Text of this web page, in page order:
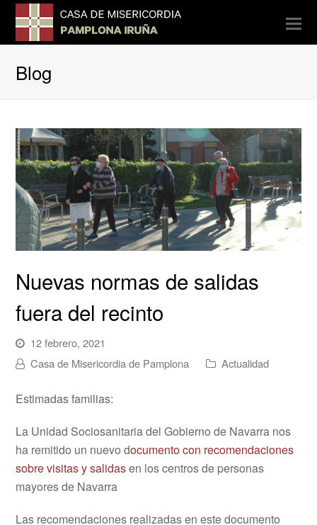
Blog
Nuevas normas de salidas
fuera del recinto
12 febrero, 2021
Casa de Misericordia de Pamplona
Actualidad
Estimadas familias:
La Unidad Sociosanitaria del Gobierno de Navarra nos
ha remitido un nuevo documento con recomendaciones
sobre visitas y salidasen los centros de personas
mayores de Navarra
Las recomendaciones realizadas en este documento